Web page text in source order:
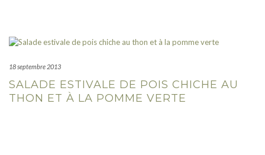
18 septembre 2013
SALADE ESTIVALE DE POIS CHICHE AU
THON ET À LA POMME VERTE